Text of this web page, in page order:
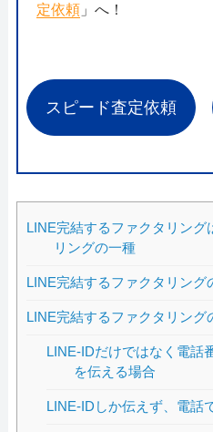
定依頼」へ！
スピード査定依頼
LINE完結するファクタリング
リングの一種
LINE完結するファクタリング
LINE完結するファクタリング
LINE-IDだけではなく電話
を伝える場合
LINE-IDしか伝えず、電話